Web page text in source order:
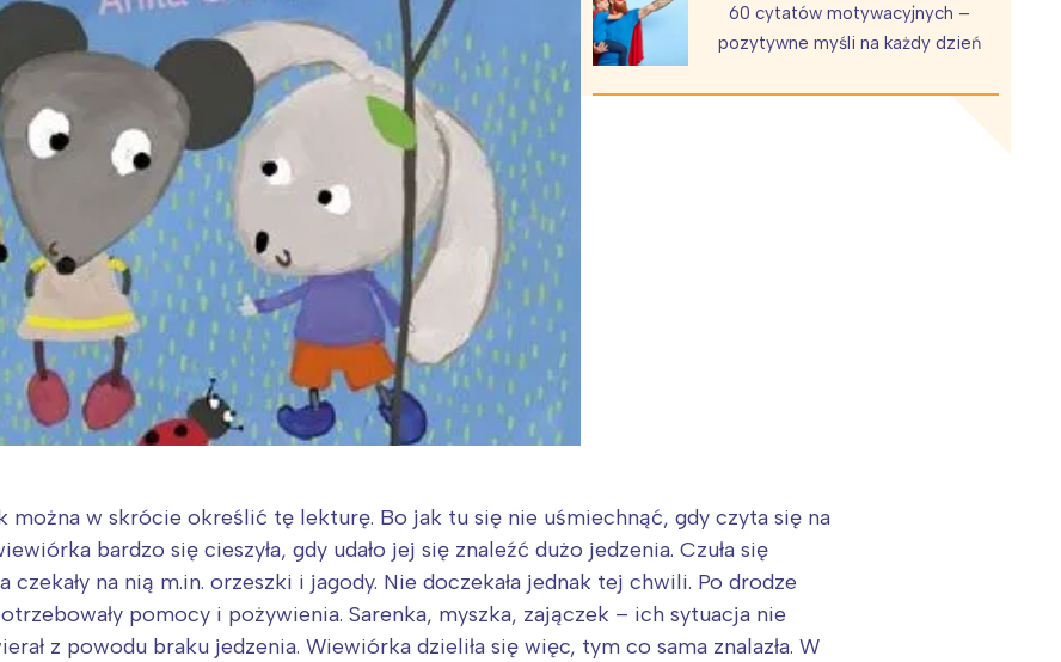
60 cytatów motywacyjnych –
pozytywne myśli na każdy dzień
można w skrócie określić tę lekturę. Bo jak tu się nie uśmiechnąć, gdy czyta się na
bardzo się cieszyła, gdy udało jej się znaleźć dużo jedzenia. Czuła się
na nią m.in. orzeszki i jagody. Nie doczekała jednak tej chwili. Po drodze
pomocy i pożywienia. Sarenka, myszka, zajączek – ich sytuacja nie
z powodu braku jedzenia. Wiewiórka dzieliła się więc, tym co sama znalazła. W